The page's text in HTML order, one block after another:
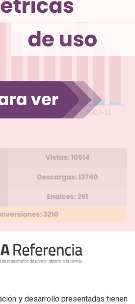
y desarrollo presentadas tienen